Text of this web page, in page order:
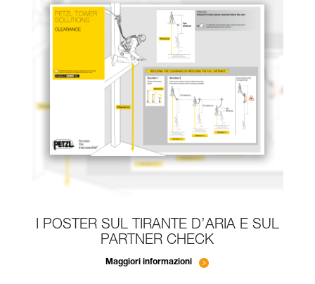
I POSTER SUL TIRANTE D’ARIA E SUL
PARTNER CHECK
Maggiori informazioni